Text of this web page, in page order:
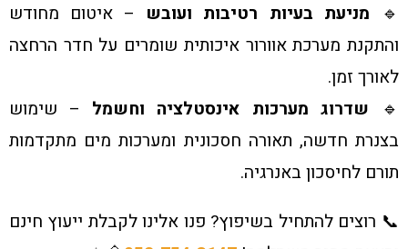
🔹 מניעת בעיות רטיבות ועובש – איטום מחודש
והתקנת מערכת אוורור איכותית שומרים על חדר הרחצה
לאורך זמן.
🔹 שדרוג מערכות אינסטלציה וחשמל – שימוש
בצנרת חדשה, תאורה חסכונית ומערכות מים מתקדמות
תורם לחיסכון באנרגיה.
📞 רוצים להתחיל בשיפוץ? פנו אלינו לקבלת ייעוץ חינם